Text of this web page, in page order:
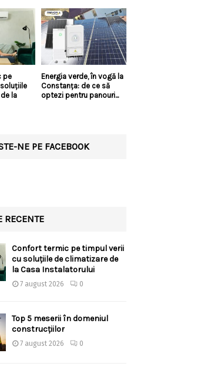
pe
la
Energia verde, în vogă la
Constanța: de ce să
optezi pentru panouri...
NE PE FACEBOOK
RECENTE
Confort termic pe timpul verii
cu soluțiile de climatizare de
la Casa Instalatorului
7 august 2026 0
Top 5 meserii în domeniul
construcțiilor
7 august 2026 0